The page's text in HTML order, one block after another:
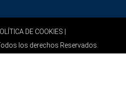
DE COOKIES |
los derechos Reservados.